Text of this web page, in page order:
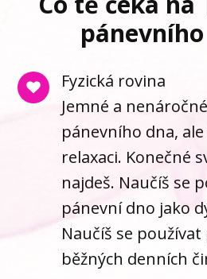
Fyzická rovina
Jemné a
pánevního dna,
relaxaci. Konečné
najdeš. Naučíš se
pánevní dno jako
Naučíš se
běžných denních